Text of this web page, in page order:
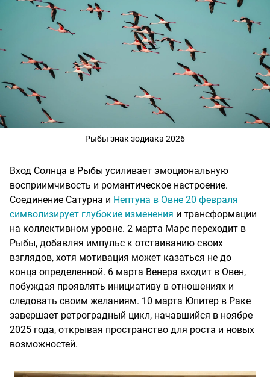
Рыбы знак зодиака 2026
Вход Солнца в Рыбы усиливает эмоциональную
восприимчивость и романтическое настроение.
Соединение Сатурна и Нептуна в Овне 20 февраля
символизирует глубокие изменения и трансформации
на коллективном уровне. 2 марта Марс переходит в
Рыбы, добавляя импульс к отстаиванию своих
взглядов, хотя мотивация может казаться не до
конца определенной. 6 марта Венера входит в Овен,
побуждая проявлять инициативу в отношениях и
следовать своим желаниям. 10 марта Юпитер в Раке
завершает ретроградный цикл, начавшийся в ноябре
2025 года, открывая пространство для роста и новых
возможностей.